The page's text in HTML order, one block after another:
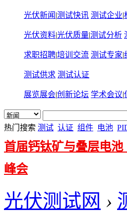
光伏新闻 |测试快讯 测试企业|
光伏资料|光伏质量|测试分析
求职招聘|培训交流 测试专家|
测试供求 测试认证
展览展会|创新论坛 学术会议|
热门搜索 测试 认证 组件 电池
首届钙钛矿与叠层电
峰会
光伏测试网 ›